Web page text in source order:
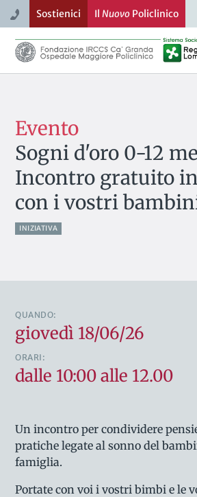
Sostienici Il NuovoPoliclinico
Evento
Sogni d'oro 0-12
Incontro gratuito
con i vostri
INIZIATIVA
QUANDO:
giovedì 18/06/26
ORARI:
dalle 10:00 alle 12.00
Un incontro per condividere
pratiche legate al sonno del
famiglia.
Portate con voi i vostri bimbi e le